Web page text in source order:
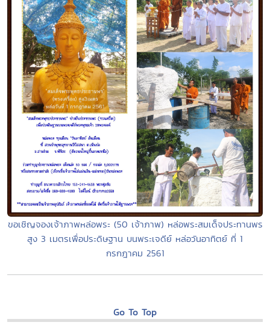
ขอเชิญจองเจ้าภาพหล่อพระ (50 เจ้าภาพ) หล่อพระสมเด็จประทานพร
สูง 3 เมตรเพื่อประดิษฐาน บนพระเจดีย์ หล่อวันอาทิตย์ ที่ 1
กรกฎาคม 2561
Go To Top